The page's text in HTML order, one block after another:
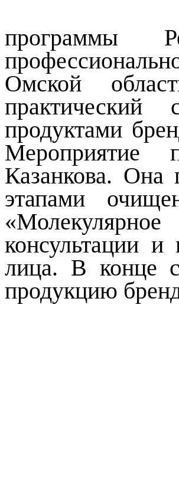
программы
Омской
продуктами
Мероприятие
Казанкова.
этапами
консультации
лица. В конце
продукцию